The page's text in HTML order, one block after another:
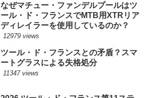
なぜマチュー・ファンデルプールはツ
ール・ド・フランスでMTB用XTRリア
ディレイラーを使用しているのか？
12979 views
ツール・ド・フランスとの矛盾？スマ
ートグラスによる失格処分
11347 views